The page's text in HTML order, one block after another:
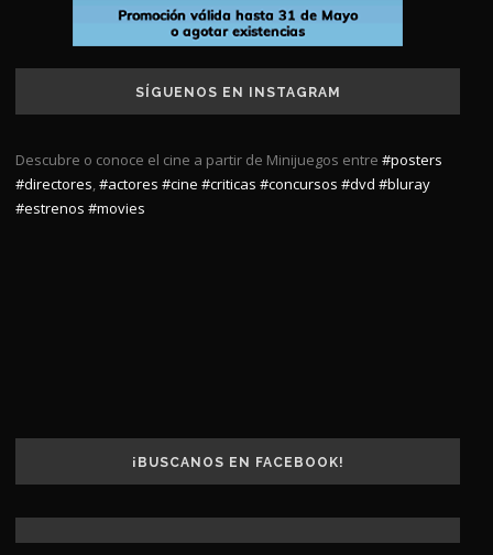
SÍGUENOS EN INSTAGRAM
Descubre o conoce el cine a partir de Minijuegos entre #posters
#directores,#actores #cine #criticas #concursos #dvd #bluray
#estrenos #movies
¡BUSCANOS EN FACEBOOK!